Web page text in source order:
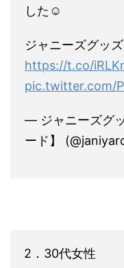
した☺
ジャニーズグッ
https://t.co/
pic.twitter.com/
— ジャニーズグ
ード】
2．30代女性